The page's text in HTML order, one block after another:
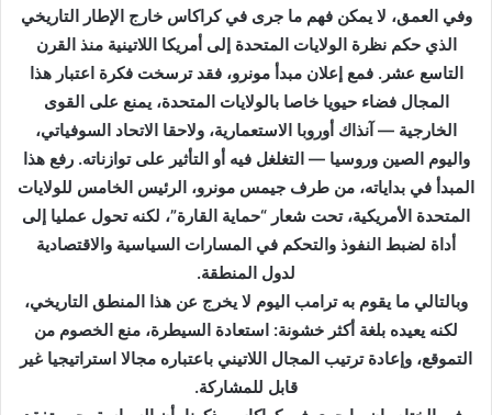
وفي العمق، لا يمكن فهم ما جرى في كراكاس خارج الإطار التاريخي
الذي حكم نظرة الولايات المتحدة إلى أمريكا اللاتينية منذ القرن
التاسع عشر. فمع إعلان مبدأ مونرو، فقد ترسخت فكرة اعتبار هذا
المجال فضاء حيويا خاصا بالولايات المتحدة، يمنع على القوى
الخارجية — آنذاك أوروبا الاستعمارية، ولاحقا الاتحاد السوفياتي،
واليوم الصين وروسيا — التغلغل فيه أو التأثير على توازناته. رفع هذا
المبدأ في بداياته، من طرف جيمس مونرو، الرئيس الخامس للولايات
المتحدة الأمريكية، تحت شعار “حماية القارة”، لكنه تحول عمليا إلى
أداة لضبط النفوذ والتحكم في المسارات السياسية والاقتصادية
لدول المنطقة.
وبالتالي ما يقوم به ترامب اليوم لا يخرج عن هذا المنطق التاريخي،
لكنه يعيده بلغة أكثر خشونة: استعادة السيطرة، منع الخصوم من
التموقع، وإعادة ترتيب المجال اللاتيني باعتباره مجالا استراتيجيا غير
قابل للمشاركة.